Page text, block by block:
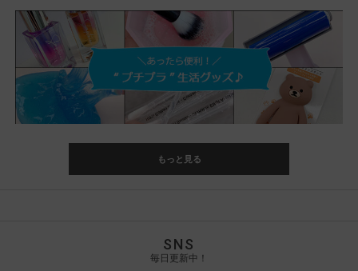
もっと見る
SNS
毎日更新中！